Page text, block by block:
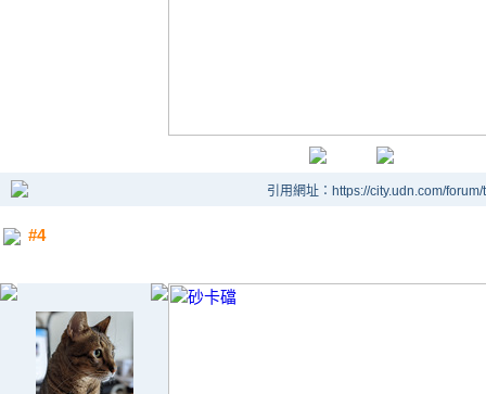
引用網址：https://city.udn.com/
#4